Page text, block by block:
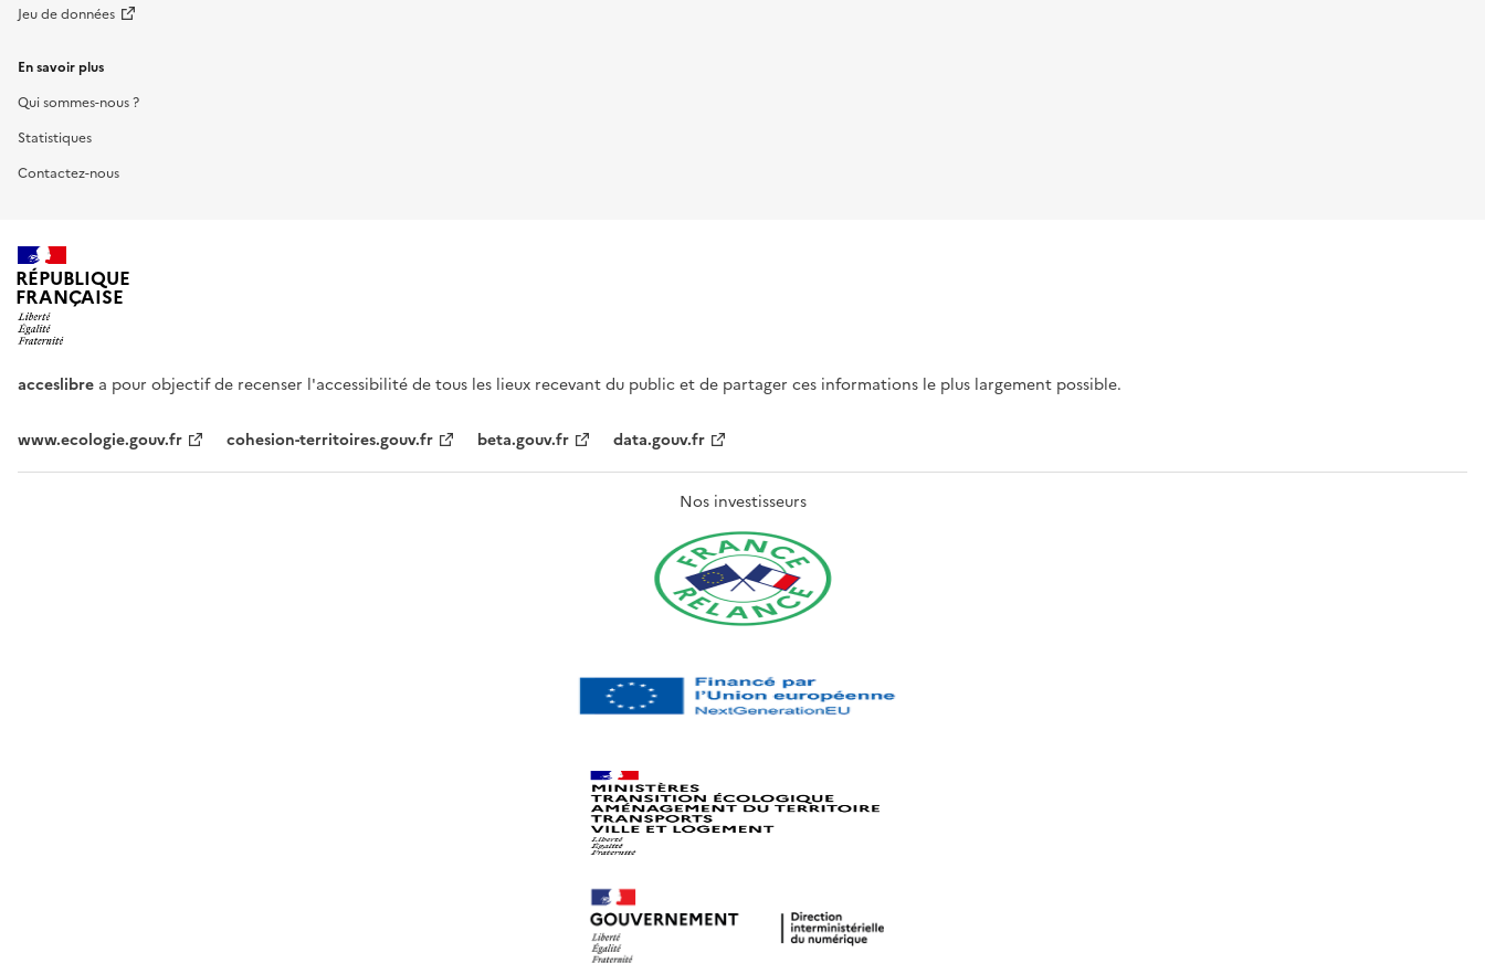
Jeu de données
En savoir plus
Qui sommes-nous ?
Statistiques
Contactez-nous
RÉPUBLIQUE
FRANÇAISE
acceslibre a pour objectif de recenser l'accessibilité de tous les lieux recevant du public et de partager ces informations le plus largement possible.
www.ecologie.gouv.fr cohesion-territoires.gouv.fr beta.gouv.fr data.gouv.fr
Nos investisseurs